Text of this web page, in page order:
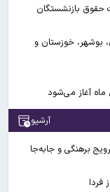
حقوق بازنشستگان
بوشهر، خوزستان و
آغاز می‌شود
آرشیو
برهنگی و جابه‌جا
فردا